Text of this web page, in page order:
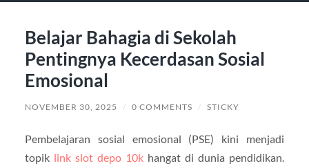
Belajar Bahagia di Sekolah
Pentingnya Kecerdasan Sosial
Emosional
NOVEMBER 30, 2025 / 0 COMMENTS / STICKY
Pembelajaran sosial emosional (PSE) kini menjadi
topik link slot depo 10k hangat di dunia pendidikan.